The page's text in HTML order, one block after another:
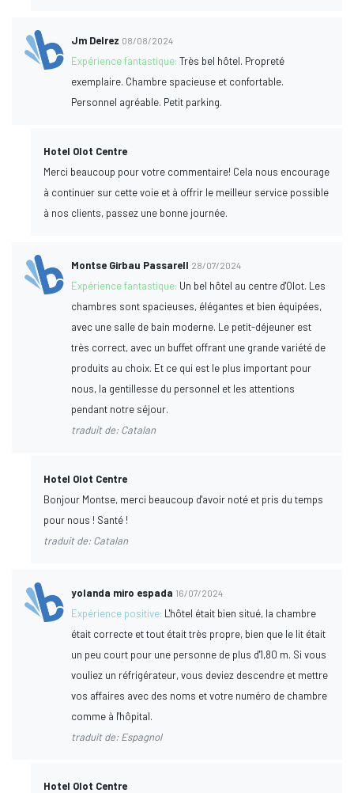
Jm Delrez 08/08/2024
Expérience fantastique:Très bel hôtel. Propreté
exemplaire. Chambre spacieuse et confortable.
Personnel agréable. Petit parking.
Hotel Olot Centre
Merci beaucoup pour votre commentaire! Cela nous encourage
à continuer sur cette voie et à offrir le meilleur service possible
à nos clients, passez une bonne journée.
Montse Girbau Passarell 28/07/2024
Expérience fantastique: Un bel hôtel au centre d'Olot. Les
chambres sont spacieuses, élégantes et bien équipées,
avec une salle de bain moderne. Le petit-déjeuner est
très correct, avec un buffet offrant une grande variété de
produits au choix. Et ce qui est le plus important pour
nous, la gentillesse du personnel et les attentions
pendant notre séjour.
traduit de: Catalan
Hotel Olot Centre
Bonjour Montse, merci beaucoup d'avoir noté et pris du temps
pour nous ! Santé !
traduit de: Catalan
yolanda miro espada 16/07/2024
Expérience positive: L'hôtel était bien situé, la chambre
était correcte et tout était très propre, bien que le lit était
un peu court pour une personne de plus d'1,80 m. Si vous
vouliez un réfrigérateur, vous deviez descendre et mettre
vos affaires avec des noms et votre numéro de chambre
comme à l'hôpital.
traduit de: Espagnol
Hotel Olot Centre